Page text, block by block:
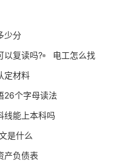
少分
以复读吗?
电工怎么找
定材料
26个字母读法
线能上本科吗
是什么
产负债表